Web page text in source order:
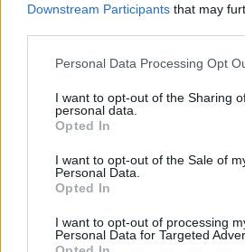
Downstream Participants that may
Personal Data Processing Opt
I want to opt-out of the Sharing
personal data.
Opted In
I want to opt-out of the Sale of
Personal Data.
Opted In
I want to opt-out of processing
Personal Data for Targeted
Esim for Global
Esim for USA Esim for Italy
for Turkey|Esim for Germany|